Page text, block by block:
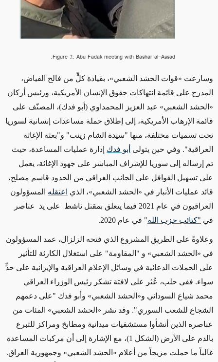
Figure 2: Abu Fadak meeting with Bashar al-Assad.
وسارعت «قوات الحشد الشعبي»، بقيادة كلٍّ من فالح الفياض،
المدرج على قائمة انتهاكات حقوق الإنسان الأمريكية، ورئيس أركان
«الحشد الشعبي» عبد العزيز المحمداوي ( أبو فدك)، المصنّف على
قائمة الإرهاب الأمريكية، إلى إطلاق حملة مساعدات إنسانية لسوريا
تحت تسميات مختلفة، منها "سيدة الشام زينب" و"بعثة الإغاثة
العراقية". وفي حين يتولى أبو فدك إدارة عمليات المساعدة، حيث
تم إرساله إلى سوريا للإشراف المباشر
على جهود الإغاثة، يعمل
على تسهيل القوافل على الجانب العراقي من الحدود قاسم مصلح،
قائد عمليات الأنبار في «الحشد الشعبي»، الذي اعتقله المسؤولون
العراقيون في عام 2021 فيما يتعلق بمقتل ناشط على يد
عناصر
في "كتائب حزب الله" في عام 2020.
وعلاوةً على الطريق المشروع الذي فتحه الزلزال، عمد المسؤولون
في «الحشد الشعبي» و "المقاومة" على استغلال الكارثة للتأثير
على الحملات الدعائية في وسائل الإعلام العراقية والإيرانية على حدٍّ
سواء. ففي حلب، عُثر على لافتة تشكر رئيس الوزراء العراقي
محمد شياع السوداني و«الحشد الشعبي» وأبو فدك "على دعمهم
الشجاع للشعب السوري". وقد نشر «الحشد الشعبي» المئات من
عناصره الذين أنشأوا مستشفيات ميدانية ومطابخ ومراكز للتبرع
بالدم على الأرض (الشكل 1) ، مع الإشارة إلى أن مركبات المساعدة
غالباً ما حملت مزيجاً من أعلام «الحشد الشعبي» وجمهورية العراق.